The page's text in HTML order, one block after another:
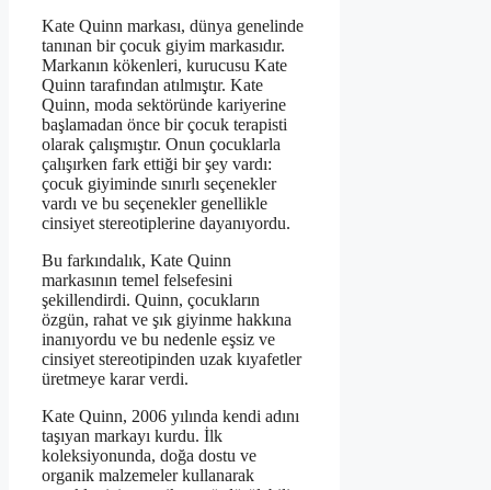
Kate Quinn markası, dünya genelinde
tanınan bir çocuk giyim markasıdır.
Markanın kökenleri, kurucusu Kate
Quinn tarafından atılmıştır. Kate
Quinn, moda sektöründe kariyerine
başlamadan önce bir çocuk terapisti
olarak çalışmıştır. Onun çocuklarla
çalışırken fark ettiği bir şey vardı:
çocuk giyiminde sınırlı seçenekler
vardı ve bu seçenekler genellikle
cinsiyet stereotiplerine dayanıyordu.
Bu farkındalık, Kate Quinn
markasının temel felsefesini
şekillendirdi. Quinn, çocukların
özgün, rahat ve şık giyinme hakkına
inanıyordu ve bu nedenle eşsiz ve
cinsiyet stereotipinden uzak kıyafetler
üretmeye karar verdi.
Kate Quinn, 2006 yılında kendi adını
taşıyan markayı kurdu. İlk
koleksiyonunda, doğa dostu ve
organik malzemeler kullanarak